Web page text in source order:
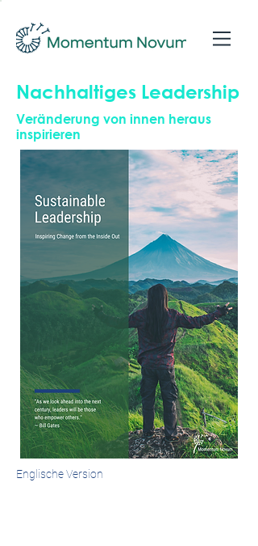
Nachhaltiges Leadership
Veränderung von innen heraus
inspirieren
Englische Version